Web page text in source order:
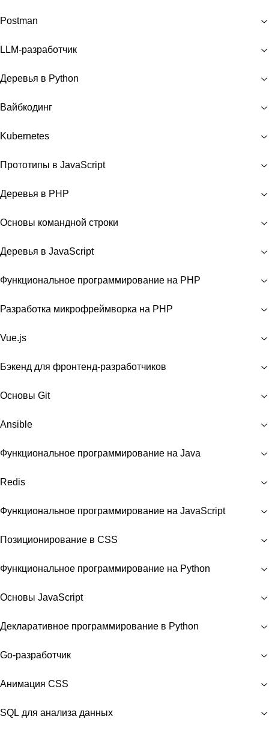
Postman
LLM-разработчик
Деревья в Python
Вайбкодинг
Kubernetes
Прототипы в JavaScript
Деревья в PHP
Основы командной строки
Деревья в JavaScript
Функциональное программирование на PHP
Разработка микрофреймворка на PHP
Vue.js
Бэкенд для фронтенд-разработчиков
Основы Git
Ansible
Функциональное программирование на Java
Redis
Функциональное программирование на JavaScript
Позиционирование в CSS
Функциональное программирование на Python
Основы JavaScript
Декларативное программирование в Python
Go-разработчик
Анимация CSS
SQL для анализа данных